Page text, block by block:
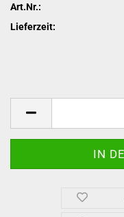
Art.Nr.:
Lieferzeit: